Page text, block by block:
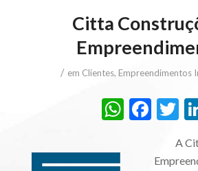
Citta
/ em Clientes, Empreendimentos
A